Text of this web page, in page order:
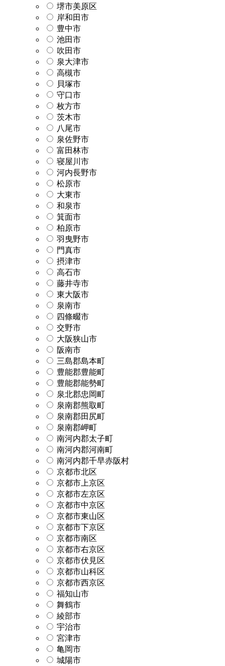
堺市美原区
岸和田市
豊中市
池田市
吹田市
泉大津市
高槻市
貝塚市
守口市
枚方市
茨木市
八尾市
泉佐野市
富田林市
寝屋川市
河内長野市
松原市
大東市
和泉市
箕面市
柏原市
羽曳野市
門真市
摂津市
高石市
藤井寺市
東大阪市
泉南市
四條畷市
交野市
大阪狭山市
阪南市
三島郡島本町
豊能郡豊能町
豊能郡能勢町
泉北郡忠岡町
泉南郡熊取町
泉南郡田尻町
泉南郡岬町
南河内郡太子町
南河内郡河南町
南河内郡千早赤阪村
京都市北区
京都市上京区
京都市左京区
京都市中京区
京都市東山区
京都市下京区
京都市南区
京都市右京区
京都市伏見区
京都市山科区
京都市西京区
福知山市
舞鶴市
綾部市
宇治市
宮津市
亀岡市
城陽市